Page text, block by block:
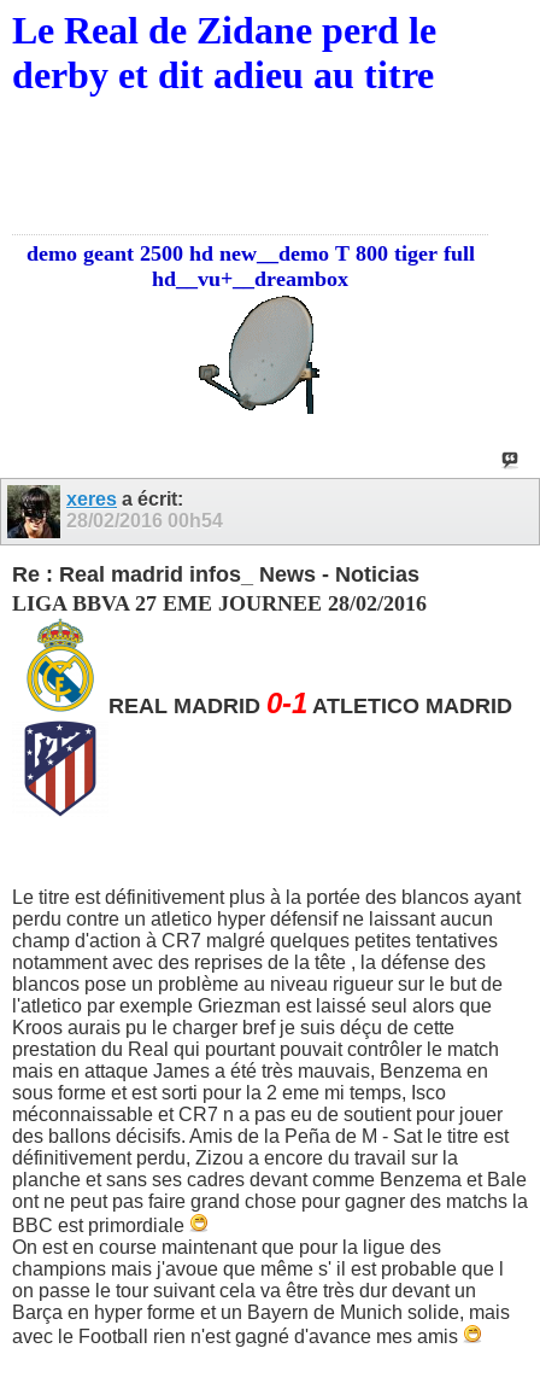
Le Real de Zidane perd le
derby et dit adieu au titre
demo geant 2500 hd new__demo T 800 tiger full
hd__vu+__dreambox
xeres a écrit:
28/02/2016 00h54
Re : Real madrid infos_ News - Noticias
LIGA BBVA 27 EME JOURNEE 28/02/2016
REAL MADRID 0-1 ATLETICO MADRID
Le titre est définitivement plus à la portée des blancos ayant
perdu contre un atletico hyper défensif ne laissant aucun
champ d'action à CR7 malgré quelques petites tentatives
notamment avec des reprises de la tête , la défense des
blancos pose un problème au niveau rigueur sur le but de
l'atletico par exemple Griezman est laissé seul alors que
Kroos aurais pu le charger bref je suis déçu de cette
prestation du Real qui pourtant pouvait contrôler le match
mais en attaque James a été très mauvais, Benzema en
sous forme et est sorti pour la 2 eme mi temps, Isco
méconnaissable et CR7 n a pas eu de soutient pour jouer
des ballons décisifs. Amis de la Peña de M - Sat le titre est
définitivement perdu, Zizou a encore du travail sur la
planche et sans ses cadres devant comme Benzema et Bale
ont ne peut pas faire grand chose pour gagner des matchs la
BBC est primordiale
On est en course maintenant que pour la ligue des
champions mais j'avoue que même s' il est probable que l
on passe le tour suivant cela va être très dur devant un
Barça en hyper forme et un Bayern de Munich solide, mais
avec le Football rien n'est gagné d'avance mes amis